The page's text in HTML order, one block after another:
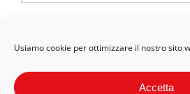
Usiamo cookie per ottimizzare il nostro sito
Accetta